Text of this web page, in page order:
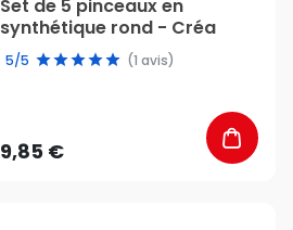
Set de 5 pinceaux en
synthétique rond - Créa
5/5 (1 avis)
9,85 €